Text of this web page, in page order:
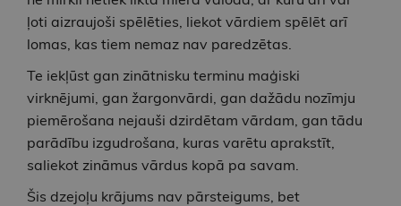
ļoti aizraujoši spēlēties, liekot vārdiem spēlēt arī
lomas, kas tiem nemaz nav paredzētas.
Te iekļūst gan zinātnisku terminu maģiski
virknējumi, gan žargonvārdi, gan dažādu nozīmju
piemērošana nejauši dzirdētam vārdam, gan tādu
parādību izgudrošana, kuras varētu aprakstīt,
saliekot zināmus vārdus kopā pa savam.
Šis dzejoļu krājums nav pārsteigums, bet